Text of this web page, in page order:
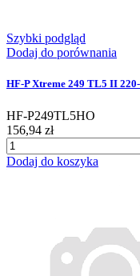
Szybki podgląd
Dodaj do porównania
HF-P Xtreme 249 TL5 II
HF-P249TL5HO
156,94 zł
Dodaj do koszyka